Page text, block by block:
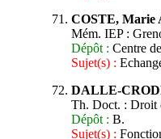
COSTE, Marie
Mém. IEP :
Dépôt : Centre
Sujet(s) :
DALLE-
Th. Doct. : Droit
Dépôt : B.
Sujet(s) :